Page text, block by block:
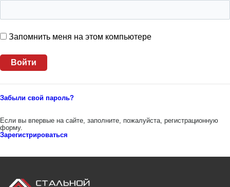
Запомнить меня на этом компьютере
Забыли свой пароль?
Если вы впервые на сайте, заполните, пожалуйста, регистрационную
форму.
Зарегистрироваться